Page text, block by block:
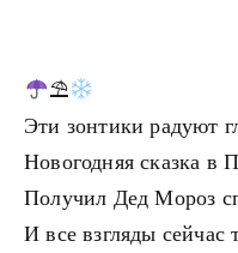
⛱
Эти зонтики радуют
Новогодняя сказка в
Получил Дед Мороз
И все взгляды сейчас